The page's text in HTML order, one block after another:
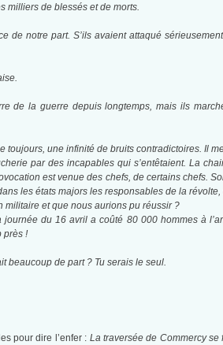
milliers de blessés et de morts.
de notre part. S’ils avaient attaqué
de la guerre depuis longtemps, mais ils
une infinité de bruits contradictoires. Il
par des incapables qui s’entêtaient. La
est venue des chefs, de certains chefs.
les états majors les responsables de la
militaire et que nous aurions pu réussir ?
du 16 avril a coûté 80 000 hommes à
près !
beaucoup de part ? Tu serais le seul.
pour dire l’enfer : La traversée de Commercy